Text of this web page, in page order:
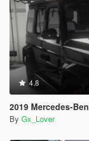
4.8
2019 Mercedes-
By Gx_Lover